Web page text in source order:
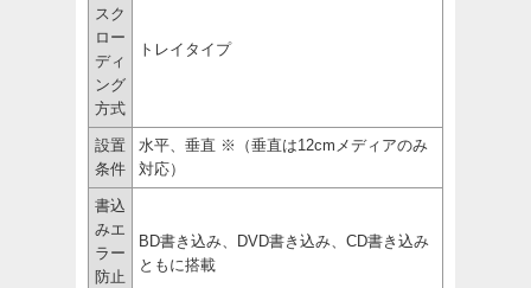
スク
ロー
ディ
ング
方式
トレイタイプ
設置
条件
水平、垂直 ※（垂直は12cmメディアのみ
対応）
書込
みエ
ラー
防止
BD書き込み、DVD書き込み、CD書き込み
ともに搭載